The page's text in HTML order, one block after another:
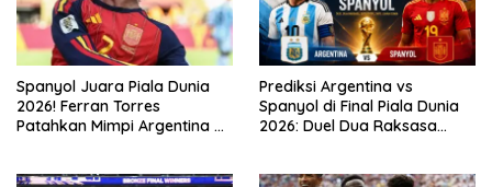
Spanyol Juara Piala Dunia
2026! Ferran Torres
Patahkan Mimpi Argentina di
Prediksi Argentina vs
Spanyol di Final Piala Dunia
2026: Duel Dua Raksasa